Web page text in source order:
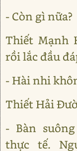
- Còn gì nữa?
Thiết Mạnh
rồi lắc đầu
- Hài nhi
Thiết Hải
- Bàn
thực tế.